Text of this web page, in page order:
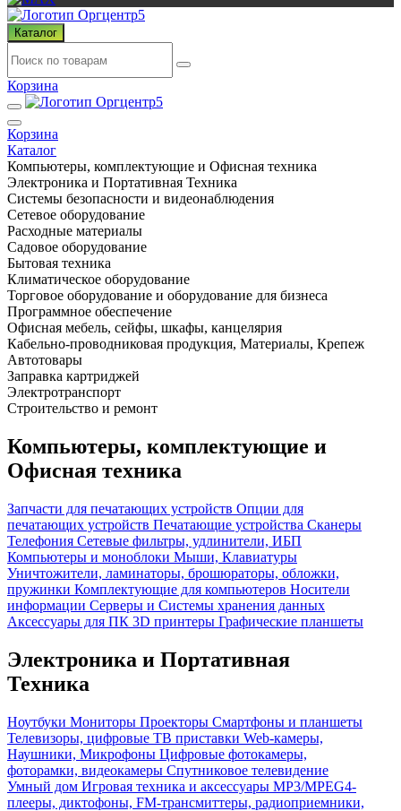
Каталог
Корзина
Корзина
Каталог
Компьютеры, комплектующие и Офисная техника
Электроника и Портативная Техника
Системы безопасности и видеонаблюдения
Сетевое оборудование
Расходные материалы
Садовое оборудование
Бытовая техника
Климатическое оборудование
Торговое оборудование и оборудование для бизнеса
Программное обеспечение
Офисная мебель, сейфы, шкафы, канцелярия
Кабельно-проводниковая продукция, Материалы, Крепеж
Автотовары
Заправка картриджей
Электротранспорт
Строительство и ремонт
Компьютеры, комплектующие и
Офисная техника
Запчасти для печатающих устройств Опции для
печатающих устройств Печатающие устройства Сканеры
Телефония Сетевые фильтры, удлинители, ИБП
Компьютеры и моноблоки Мыши, Клавиатуры
Уничтожители, ламинаторы, брошюраторы, обложки,
пружинки Комплектующие для компьютеров Носители
информации Серверы и Системы хранения данных
Аксессуары для ПК 3D принтеры Графические планшеты
Электроника и Портативная
Техника
Ноутбуки Мониторы Проекторы Смартфоны и планшеты
Телевизоры, цифровые ТВ приставки Web-камеры,
Наушники, Микрофоны Цифровые фотокамеры,
фоторамки, видеокамеры Спутниковое телевидение
Умный дом Игровая техника и аксессуары MP3/MPEG4-
плееры, диктофоны, FM-трансмиттеры, радиоприемники,